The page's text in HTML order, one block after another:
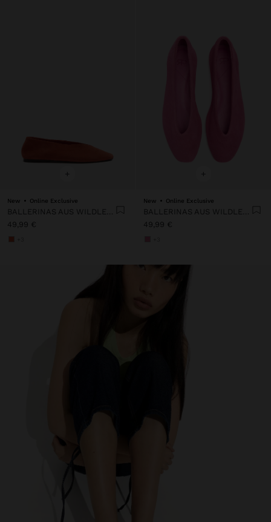
+
New Online Exclusive
49,99 €
+
New Online Exclusive
49,99 €